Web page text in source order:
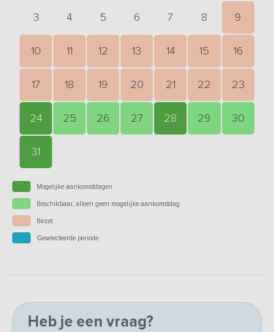
3 4 5 6 7 8 9
10 11 12 13 14 15 16
17 18 19 20 21 22 23
24 25 26 27 28 29 30
31
Mogelijke aankomstdagen
Beschikbaar, alleen geen mogelijke aankomstdag
Bezet
Geselecteerde periode
Heb je een vraag?